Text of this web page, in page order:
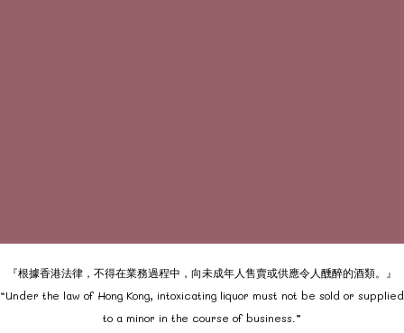
『根據香港法律，不得在業務過程中，向未成年人售賣或供應令人醺醉的酒類。』
“Under the law of Hong Kong, intoxicating liquor must not be sold or supplied
to a minor in the course of business.”